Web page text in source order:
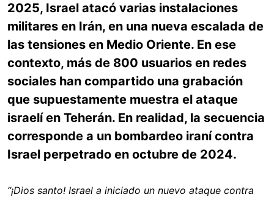
2025, Israel atacó varias instalaciones
militares en Irán, en una nueva escalada de
las tensiones en Medio Oriente. En ese
contexto, más de 800 usuarios en redes
sociales han compartido una grabación
que supuestamente muestra el ataque
israelí en Teherán. En realidad, la secuencia
corresponde a un bombardeo iraní contra
Israel perpetrado en octubre de 2024.
“¡Dios santo! Israel a iniciado un nuevo ataque contra